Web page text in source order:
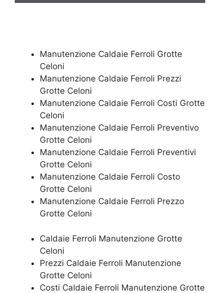
Manutenzione Caldaie Ferroli Grotte
Celoni
Manutenzione Caldaie Ferroli Prezzi
Grotte Celoni
Manutenzione Caldaie Ferroli Costi Grotte
Celoni
Manutenzione Caldaie Ferroli Preventivo
Grotte Celoni
Manutenzione Caldaie Ferroli Preventivi
Grotte Celoni
Manutenzione Caldaie Ferroli Costo
Grotte Celoni
Manutenzione Caldaie Ferroli Prezzo
Grotte Celoni
Caldaie Ferroli Manutenzione Grotte
Celoni
Prezzi Caldaie Ferroli Manutenzione
Grotte Celoni
Costi Caldaie Ferroli Manutenzione Grotte